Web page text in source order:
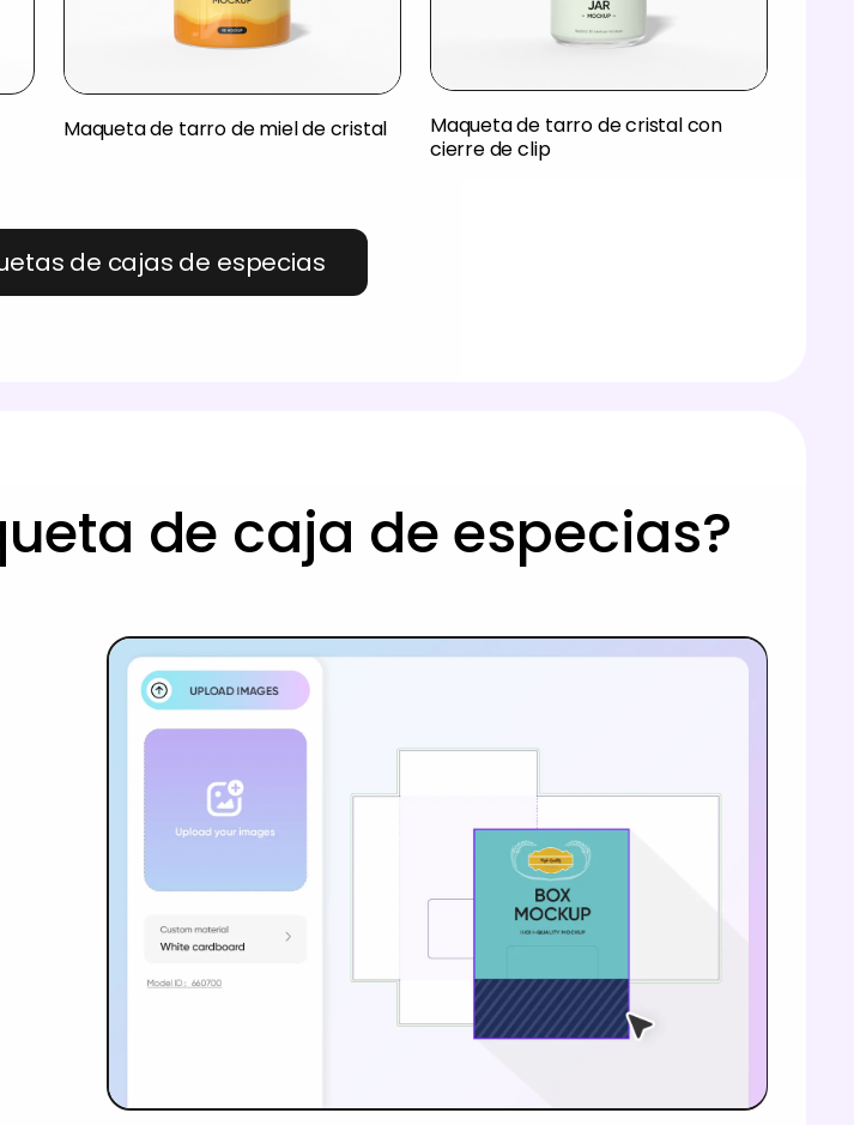
Maqueta de tarro de miel de cristal
Maqueta de tarro de cristal con
cierre de clip
de cajas de especias
de caja de especias?